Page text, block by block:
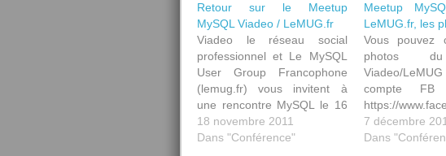
Retour sur le Meetup
MySQL Viadeo / LeMUG.fr
Viadeo le réseau social
professionnel et Le MySQL
User Group Francophone
(lemug.fr) vous invitent à
une rencontre MySQL le 16
novembre 2011 à Paris.
Venez profiter, par le biais de
18 novembre 2011
Dans "Conférence"
Meetup
LeMUG.fr, les
Vous pouvez
photos
Viadeo/
compte
https://
7 décembre
Dans